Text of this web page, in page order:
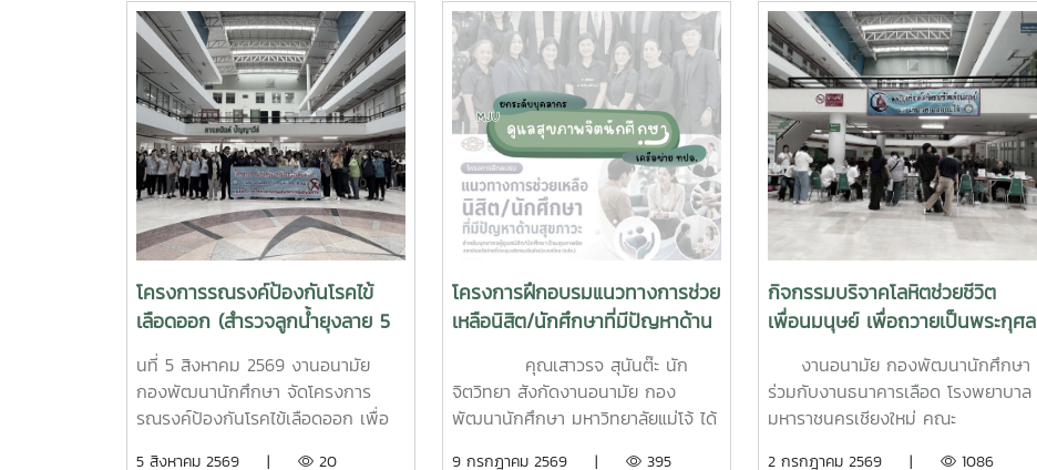
โครงการรณรงค์ป้องกันโรคไข้
เลือดออก (สำรวจลูกน้ำยุงลาย 5
สค.69)
นที่ 5 สิงหาคม 2569 งานอนามัย
กองพัฒนานักศึกษา จัดโครงการ
รณรงค์ป้องกันโรคไข้เลือดออก เพื่อ
5 สิงหาคม 2569 | 20
โครงการฝึกอบรมแนวทางการช่วย
เหลือนิสิต/นักศึกษาที่มีปัญหาด้าน
สุขภาวะ สำหรับบุคลากรผู้ปฏิบัติ
งานด้านสุขภาพจิต
คุณเสาวรจ สุนันต๊ะ นัก
จิตวิทยา สังกัดงานอนามัย กอง
พัฒนานักศึกษา มหาวิทยาลัยแม่โจ้ ได้
9 กรกฎาคม 2569 | 395
กิจกรรมบริจาคโลหิตช่วยชีวิต
เพื่อนมนุษย์ เพื่อถวายเป็นพระกุศล
แด่ สมเด็จพระเจ้าลูกเธอ เจ้าฟ้า
พัชรกิติยาภา นเรนทิราเทพยวดี
กรมหลวงราช สาริณีสิริพัชร มหา
งานอนามัย กองพัฒนานักศึกษา
ร่วมกับงานธนาคารเลือด โรงพยาบาล
มหาราชนครเชียงใหม่ คณะ
2 กรกฎาคม 2569 | 1086